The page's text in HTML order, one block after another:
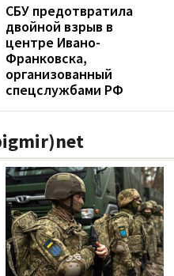
СБУ предотвратила
двойной взрыв в
центре Ивано-
Франковска,
организованный
спецслужбами РФ